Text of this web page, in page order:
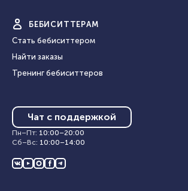
БЕБИ СИТТЕРАМ
Стать бебиситтером
Найти заказы
Тренинг бебиситтеров
Чат с поддержкой
Пн–Пт: 10:00–20:00
Сб–Вс: 10:00–14:00